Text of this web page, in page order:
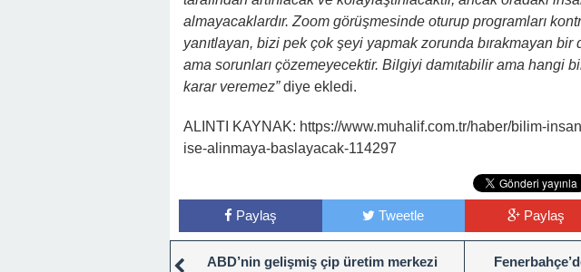
almayacaklardır. Zoom görüşmesinde oturup programları
yanıtlayan, bizi pek çok şeyi yapmak zorunda bırakmayan bir
ama sorunları çözemeyecektir. Bilgiyi damıtabilir ama hangi
karar veremez”diye ekledi.
ALINTI KAYNAK: https://www.muhalif.com.tr/haber/bilim-
ise-alinmaya-baslayacak-114297
Paylaş Tweetle Paylaş
ABD’nin gelişmiş çip üretim merkezi